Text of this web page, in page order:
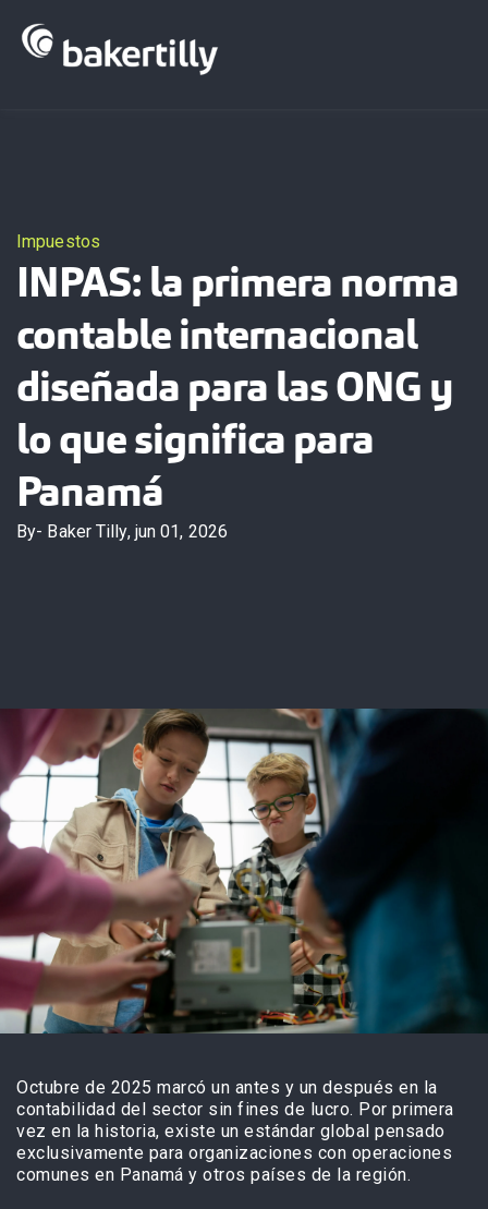
Regiones
Impuestos
INPAS: la primera norma
contable internacional
diseñada para las ONG y
lo que significa para
Panamá
By- Baker Tilly, jun 01, 2026
Octubre de 2025 marcó un antes y un después en la
contabilidad del sector sin fines de lucro. Por primera
vez en la historia, existe un estándar global pensado
exclusivamente para organizaciones con operaciones
comunes en Panamá y otros países de la región.